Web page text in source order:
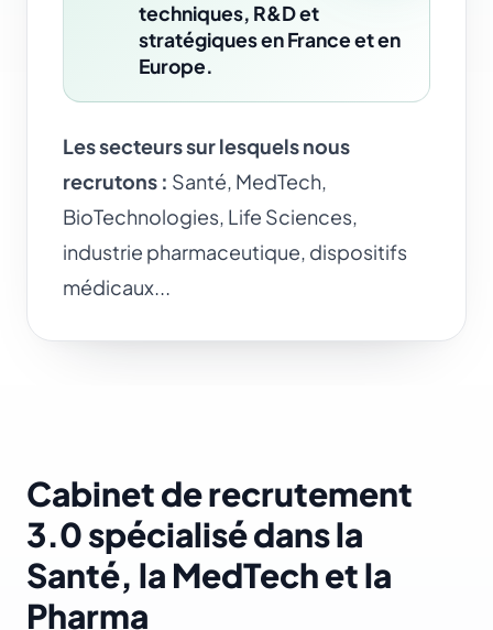
techniques, R&D et
stratégiques en France et en
Europe.
Les secteurs sur lesquels nous
recrutons : Santé, MedTech,
BioTechnologies, Life Sciences,
industrie pharmaceutique, dispositifs
médicaux...
Cabinet de recrutement
3.0 spécialisé dans la
Santé, la MedTech et la
Pharma